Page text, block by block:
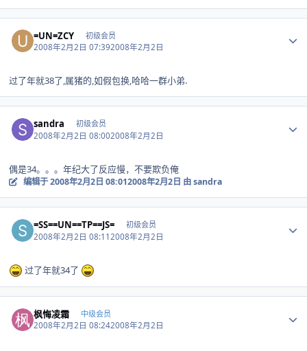
=UN=ZCY 初级会员
2008年2月2日 07:392008年2月2日
过了年就38了,属猪的,如假包换,哈哈一群小弟.
sandra 初级会员
2008年2月2日 08:002008年2月2日
偶是34。。。年纪大了反应慢，不要欺负俺
编辑于2008年2月2日 08:012008年2月2日 由 sandra
=SS==UN==TP==JS= 初级会员
2008年2月2日 08:112008年2月2日
过了年就34了
枫悔凌霜 中级会员
2008年2月2日 08:242008年2月2日